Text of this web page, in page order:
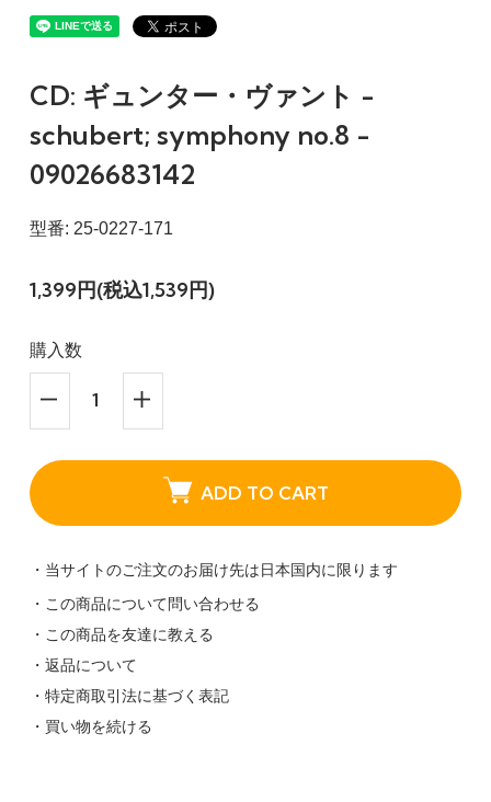
CD: ギュンター・ヴァント -
schubert; symphony no.8 -
09026683142
型番: 25-0227-171
1,399円(税込1,539円)
購入数
ADD TO CART
・当サイトのご注文のお届け先は日本国内に限ります
・この商品について問い合わせる
・この商品を友達に教える
・返品について
・特定商取引法に基づく表記
・買い物を続ける